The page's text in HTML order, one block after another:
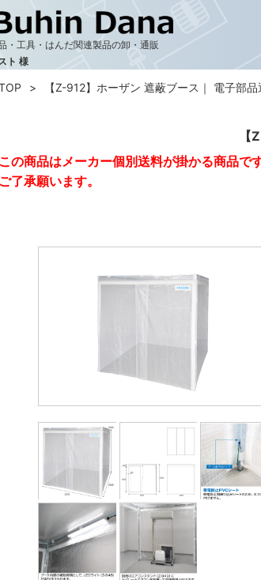
・工具・はんだ関連製品の卸・通販
ト 様
【Z-912】ホーザン 遮蔽ブース｜ 電子部
この商品はメーカー個別送料が掛かる商品です
ご了承願います。